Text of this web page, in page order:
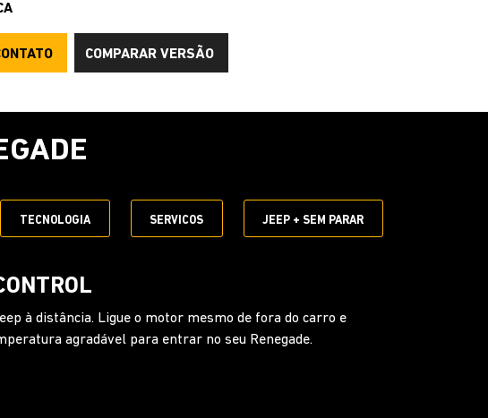
COMPARAR VERSÃO
TECNOLOGIA SERVICOS JEEP + SEM PARAR
de ativar comandos sem tirar as mãos do volante.
segurança, ao apertar os botões para escolher a melhor